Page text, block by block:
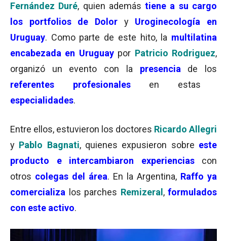
Fernández Duré, quien además tiene a su cargo
los portfolios de Dolor y Uroginecología en
Uruguay. Como parte de este hito, la multilatina
encabezada en Uruguaypor Patricio Rodriguez,
organizó un evento con la presencia de los
referentes profesionales en estas
especialidades.
Entre ellos, estuvieron los doctores Ricardo Allegri
y Pablo Bagnati, quienes expusieron sobre este
producto e intercambiaron experiencias
con
otros colegas del área. En la Argentina, Raffo ya
comercializa
los parches Remizeral , formulados
con este activo.